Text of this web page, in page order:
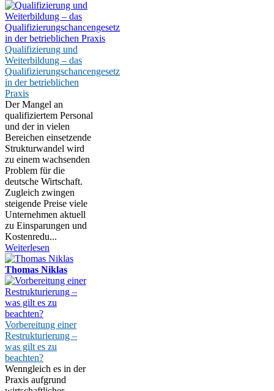
Qualifizierung und
Weiterbildung – das
Qualifizierungschancengesetz
in der betrieblichen
Praxis
Der Mangel an
qualifiziertem Personal
und der in vielen
Bereichen einsetzende
Strukturwandel wird
zu einem wachsenden
Problem für die
deutsche Wirtschaft.
Zugleich zwingen
steigende Preise viele
Unternehmen aktuell
zu Einsparungen und
Kostenredu...
Weiterlesen
Thomas Niklas
Vorbereitung einer
Restrukturierung –
was gilt es zu
beachten?
Wenngleich es in der
Praxis aufgrund